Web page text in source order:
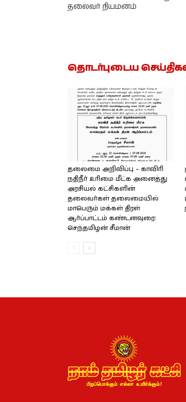
தலைவர் நியமனம்
தொடர்புடைய
தலைமை அறிவிப்பு – காவிரி
நதிநீர் உரிமை மீட்க அனைத்து
அரசியல் கட்சிகளின்
தலைவர்கள் தலைமையில்
மாபெரும் மக்கள் திரள்
ஆர்ப்பாட்டம் கண்டனவுரை:
செந்தமிழன் சீமான்